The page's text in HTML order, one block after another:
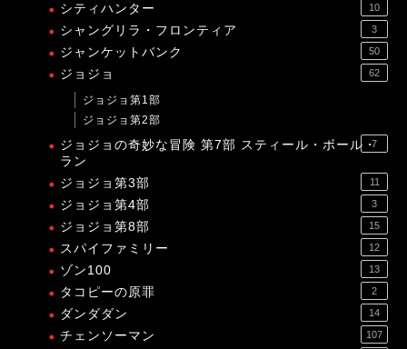
シティハンター 10
シャングリラ・フロンティア 3
ジャンケットバンク 50
ジョジョ 62
ジョジョ第1部
ジョジョ第2部
ジョジョの奇妙な冒険 第7部 スティール・ボール・
ラン
7
ジョジョ第3部 11
ジョジョ第4部 3
ジョジョ第8部 15
スパイファミリー 12
ゾン100 13
タコピーの原罪 2
ダンダダン 14
チェンソーマン 107